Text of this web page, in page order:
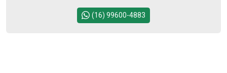
Continuar
(16) 99600-4883